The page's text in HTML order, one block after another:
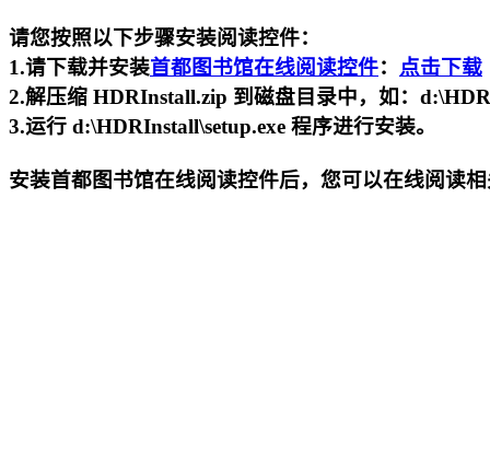
请您按照以下步骤安装阅读控件：
1.请下载并安装首都图书馆在线阅读控件： 点击下载
2.解压缩 HDRInstall.zip 到磁盘目录中，如：
3.运行 d:\HDRInstall\setup.exe 程序进行安装。
安装首都图书馆在线阅读控件后，您可以在线阅读